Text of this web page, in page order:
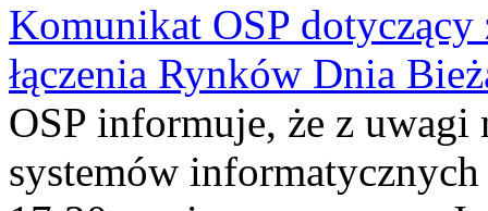
Komunikat OSP dotyczący
łączenia Rynków Dnia
OSP informuje, że z uwagi
systemów